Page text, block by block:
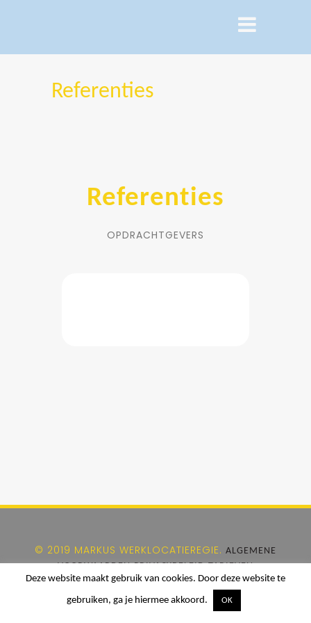
Referenties
Referenties
OPDRACHTGEVERS
© 2019 MARKUS WERKLOCATIEREGIE. ALGEMENE
VOORWAARDEN PRIVACYBELEID TARIEVEN
Deze website maakt gebruik van cookies. Door deze website te
gebruiken, ga je hiermee akkoord. OK